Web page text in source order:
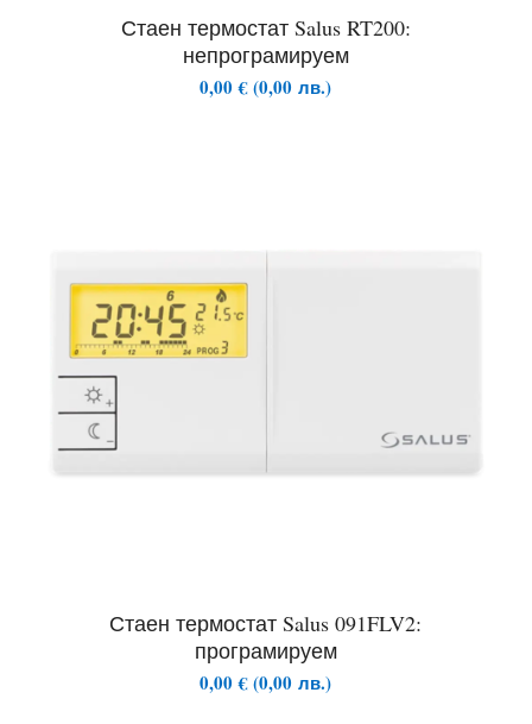
Стаен термостат Salus RT200:
непрограмируем
0,00€ (0,00лв.)
Стаен термостат Salus 091FLV2:
програмируем
0,00€ (0,00лв.)